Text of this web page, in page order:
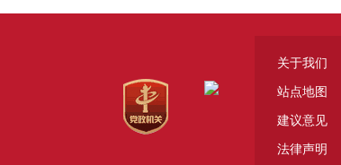
关于我们
站点地图
建议意见
法律声明